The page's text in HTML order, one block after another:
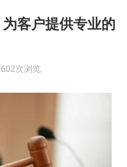
客户提供专业的
次浏览